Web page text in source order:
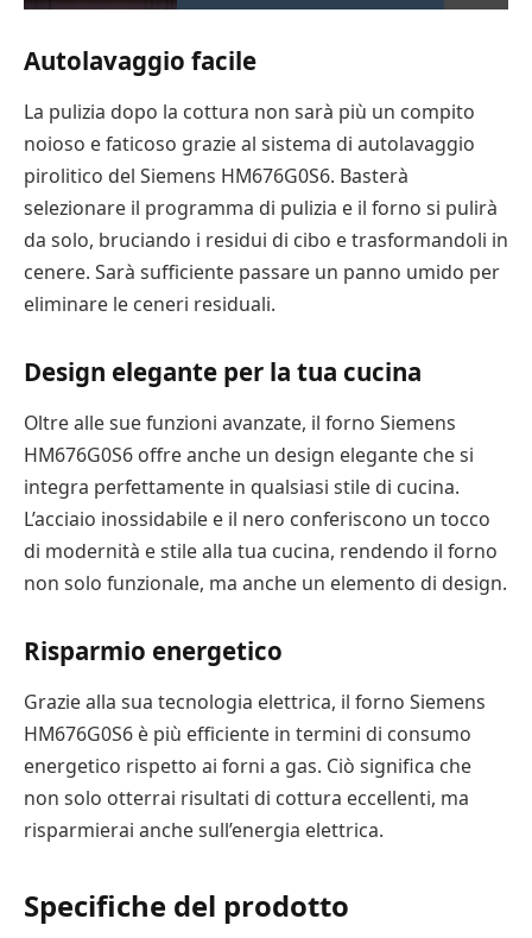
Autolavaggio facile
La pulizia dopo la cottura non sarà più un compito
noioso e faticoso grazie al sistema di autolavaggio
pirolitico del Siemens HM676G0S6. Basterà
selezionare il programma di pulizia e il forno si pulirà
da solo, bruciando i residui di cibo e trasformandoli in
cenere. Sarà sufficiente passare un panno umido per
eliminare le ceneri residuali.
Design elegante per la tua cucina
Oltre alle sue funzioni avanzate, il forno Siemens
HM676G0S6 offre anche un design elegante che si
integra perfettamente in qualsiasi stile di cucina.
L’acciaio inossidabile e il nero conferiscono un tocco
di modernità e stile alla tua cucina, rendendo il forno
non solo funzionale, ma anche un elemento di design.
Risparmio energetico
Grazie alla sua tecnologia elettrica, il forno Siemens
HM676G0S6 è più efficiente in termini di consumo
energetico rispetto ai forni a gas. Ciò significa che
non solo otterrai risultati di cottura eccellenti, ma
risparmierai anche sull’energia elettrica.
Specifiche del prodotto